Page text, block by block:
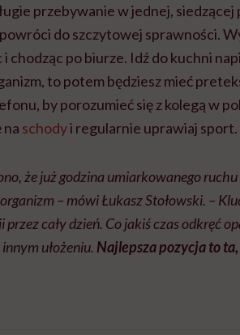
przebywanie w jednej,
powróci do szczytowej sprawności.
chodząc po biurze. Idź do kuchni
to potem będziesz mieć
by porozumieć się z kolegą w
na schodyi regularnie uprawiaj sport.
że już godzina umiarkowanego
– mówi Łukasz Stołowski. –
przez cały dzień. Co jakiś czas odkręć
ułożeniu. Najlepsza pozycja to